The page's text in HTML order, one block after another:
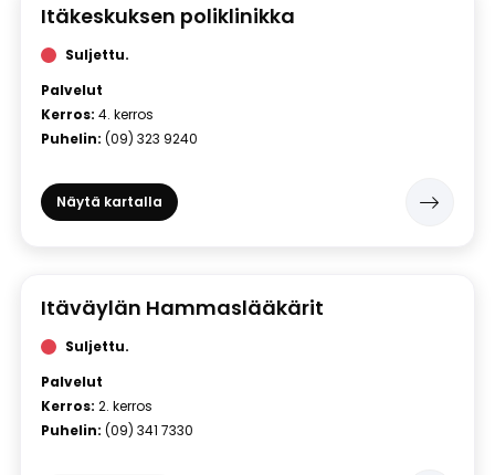
Itäkeskuksen poliklinikka
Suljettu.
Palvelut
Kerros: 4. kerros
Puhelin: (09) 323 9240
Näytä kartalla
Itäväylän Hammaslääkärit
Suljettu.
Palvelut
Kerros: 2. kerros
Puhelin: (09) 341 7330